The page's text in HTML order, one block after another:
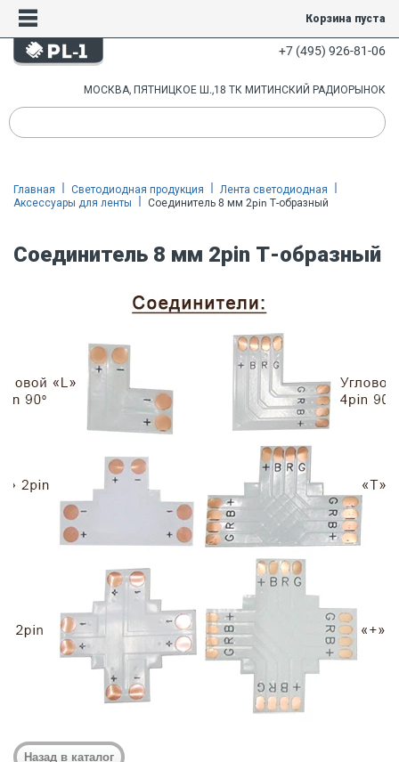
Корзина пуста
+7 (495) 926-81-06
МОСКВА, ПЯТНИЦКОЕ Ш.,18 ТК МИТИНСКИЙ РАДИОРЫНОК
Главная Светодиодная продукция
Лента светодиодная
Аксессуары для ленты
Соединитель 8 мм 2pin Т-образный
Соединитель 8 мм 2pin Т-образный